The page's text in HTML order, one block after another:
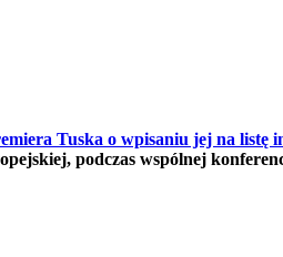
Tuska o wpisaniu jej na listę
podczas wspólnej